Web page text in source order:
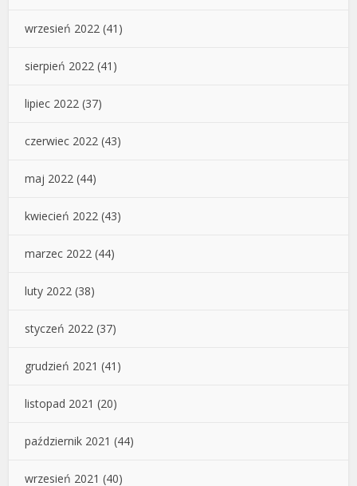
wrzesień 2022 (41)
sierpień 2022 (41)
lipiec 2022 (37)
czerwiec 2022 (43)
maj 2022 (44)
kwiecień 2022 (43)
marzec 2022 (44)
luty 2022 (38)
styczeń 2022 (37)
grudzień 2021 (41)
listopad 2021 (20)
październik 2021 (44)
wrzesień 2021 (40)